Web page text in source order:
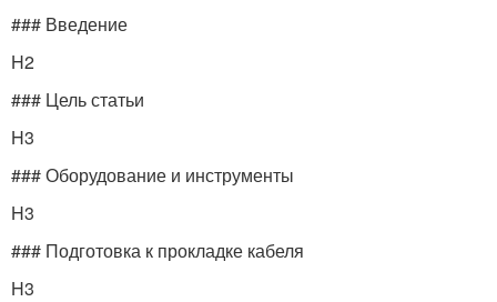
### Введение
H2
### Цель статьи
H3
### Оборудование и инструменты
H3
### Подготовка к прокладке кабеля
H3